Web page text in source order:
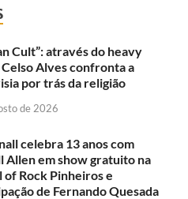
Cult”: através do heavy
Alves confronta a
por trás da religião
de 2026
celebra 13 anos com
Allen em show gratuito na
of Rock Pinheiros e
de Fernando Quesada